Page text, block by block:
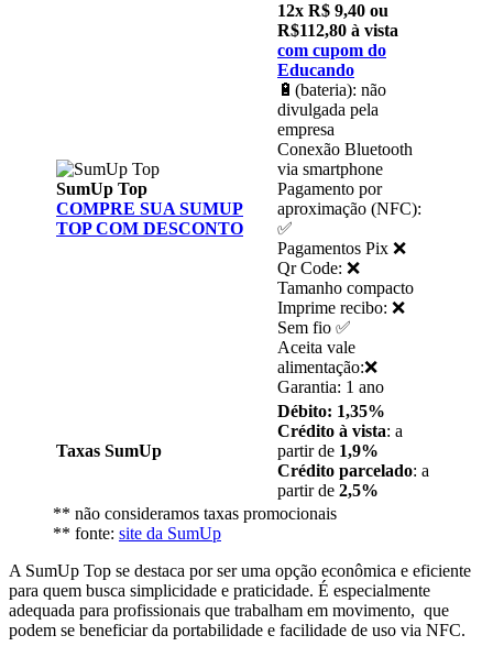
SumUp Top
COMPRE SUA SUMUP
TOP COM DESCONTO
12x R$ 9,40 ou
R$112,80 à vista
com cupom do
Educando
🔋(bateria): não
divulgada pela
empresa
Conexão Bluetooth
via smartphone
Pagamento por
aproximação (NFC):
✅
Pagamentos Pix ❌
Qr Code: ❌
Tamanho compacto
Imprime recibo: ❌
Sem fio ✅
Aceita vale
alimentação:❌
Garantia: 1 ano
Taxas SumUp
Débito: 1,35%
Crédito à vista: a
partir de 1,9%
Crédito parcelado: a
partir de 2,5%
** não consideramos taxas promocionais
** fonte: site da SumUp
A SumUp Top se destaca por ser uma opção econômica e eficiente
para quem busca simplicidade e praticidade. É especialmente
adequada para profissionais que trabalham em movimento, que
podem se beneficiar da portabilidade e facilidade de uso via NFC.